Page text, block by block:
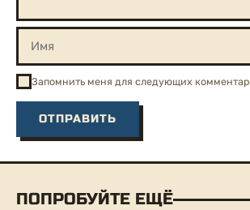
Запомнить меня для следующих
ПОПРОБУЙТЕ ЕЩЁ